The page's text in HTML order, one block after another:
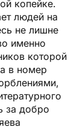
копейке.
людей на
не лишне
именно
которой
в номер
за добро